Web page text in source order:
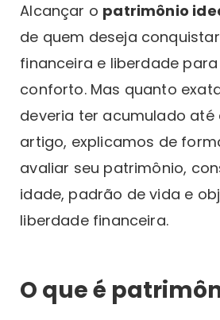
Alcançar o patrimônio
de quem deseja
financeira e liberdade
conforto. Mas quanto
deveria ter acumulado até
artigo, explicamos de
avaliar seu patrimônio,
idade, padrão de vida e
liberdade financeira.
O que é